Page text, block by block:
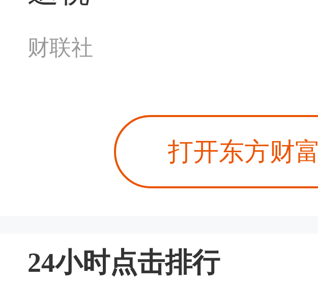
财联社
打开东方财
24小时点击排行